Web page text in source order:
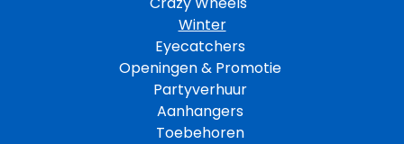
Winter
Eyecatchers
Openingen & Promotie
Partyverhuur
Aanhangers
Toebehoren